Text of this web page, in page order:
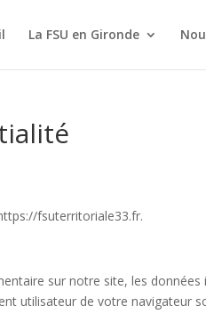
La FSU en Gironde
fsuterritoriale33.fr.
sur notre site, les
utilisateur de votre navigateur